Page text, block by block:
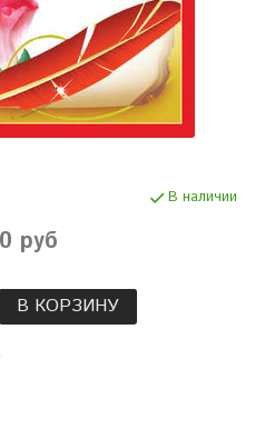
В наличии
руб
В КОРЗИНУ